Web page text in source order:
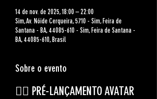
14 de nov. de 2025, 18:00 – 22:00
Sim, Av. Nóide Cerqueira, 5710 - Sim, Feira de
Santana - BA, 44085-610 - Sim, Feira de Santana -
BA, 44085-610, Brasil
Sobre o evento
🧙‍♂️ PRÉ-LANÇAMENTO AVATAR